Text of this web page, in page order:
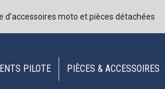
moto et pièces détachées
PILOTE PIÈCES & ACCESSOIRES